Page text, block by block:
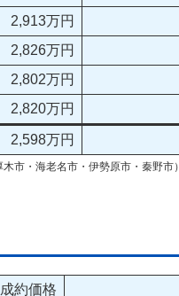
2,913万円
2,826万円
2,802万円
2,820万円
2,598万円
市・海老名市・伊勢原市・秦野市）
成約価格